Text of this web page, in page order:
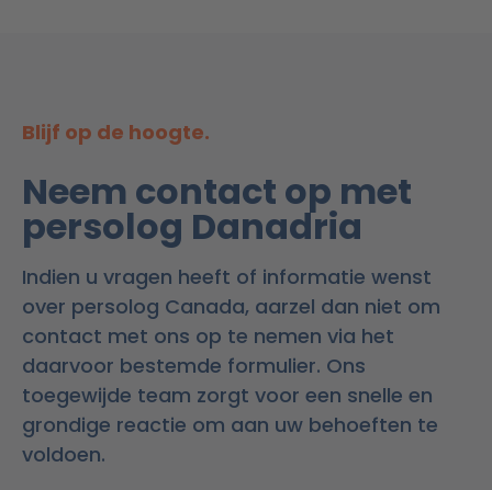
Blijf op de hoogte.
Neem contact op met
persolog Danadria
Indien u vragen heeft of informatie wenst
over persolog Canada, aarzel dan niet om
contact met ons op te nemen via het
daarvoor bestemde formulier. Ons
toegewijde team zorgt voor een snelle en
grondige reactie om aan uw behoeften te
voldoen.